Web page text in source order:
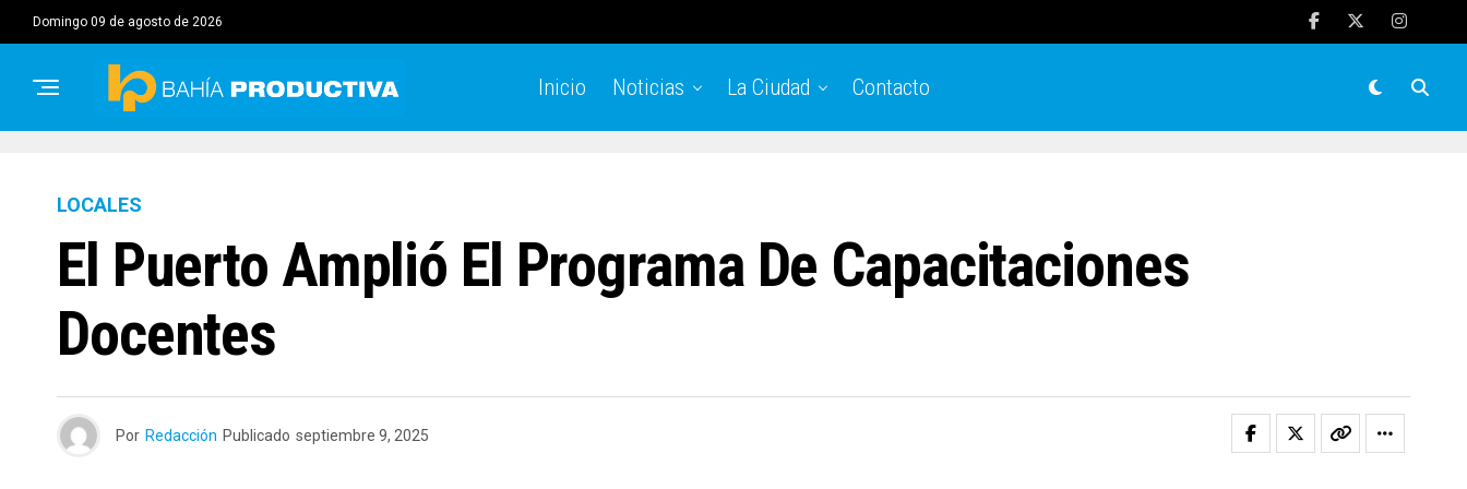
domingo 09 de agosto de 2026
Inicio Noticias La Ciudad Contacto
LOCALES
El Puerto Amplió El Programa De Capacitaciones
Docentes
Por Redacción Publicado septiembre 9, 2025